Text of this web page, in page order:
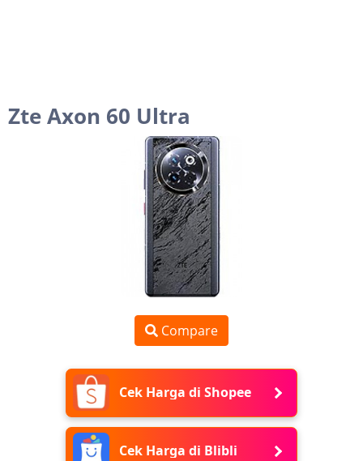
Zte Axon 60 Ultra
Compare
Cek Harga di Shopee
Cek Harga di Blibli